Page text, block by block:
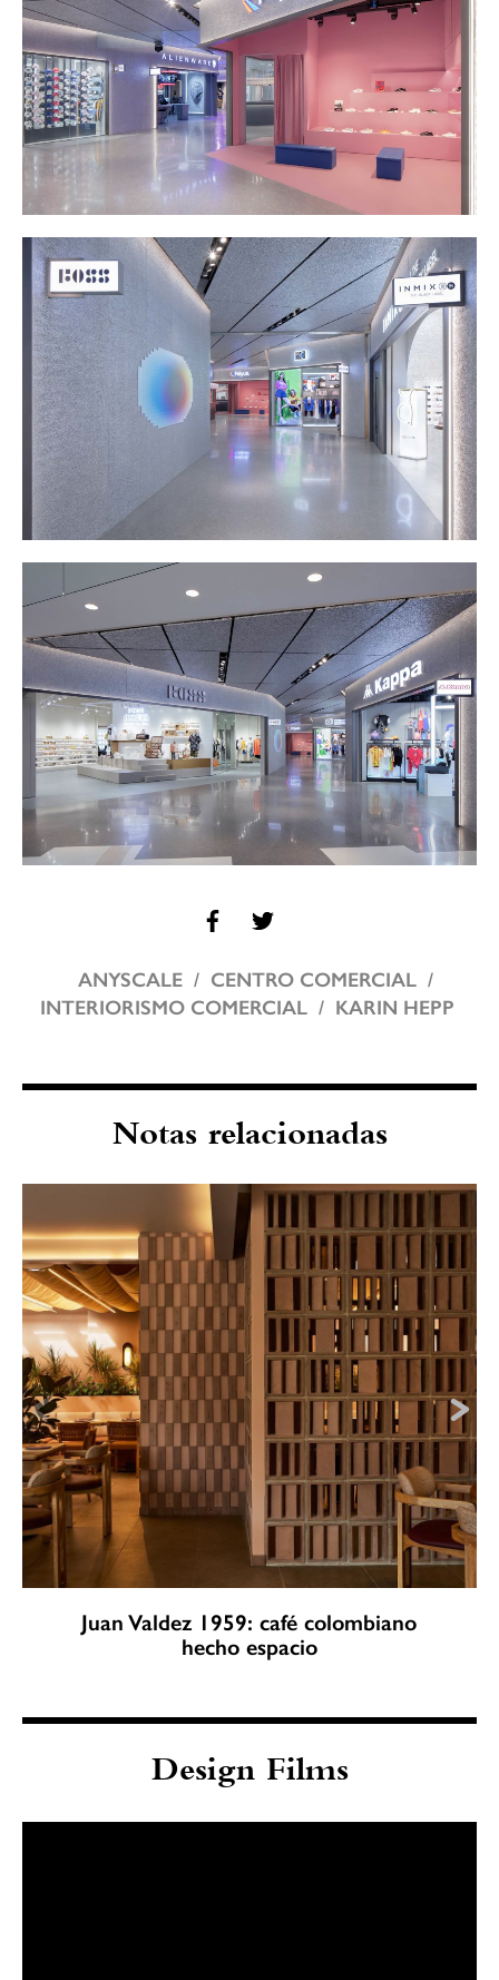
ANYSCALE
CENTRO COMERCIAL
INTERIORISMO COMERCIAL
KARIN HEPP
Notas relacionadas
Juan Valdez 1959: café colombiano
hecho espacio
Design Films